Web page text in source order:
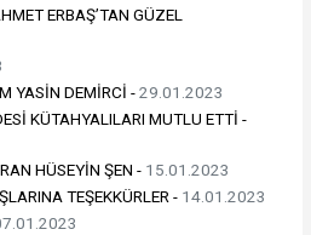
ERBAŞ’TAN GÜZEL
YASİN DEMİRCİ -29.01.2023
KÜTAHYALILARI MUTLU ETTİ -
HÜSEYİN ŞEN - 15.01.2023
TEŞEKKÜRLER - 14.01.2023